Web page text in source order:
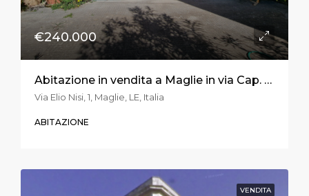
€240.000
Abitazione in vendita a Maglie in via Cap. Elio Nisi
Via Elio Nisi, 1, Maglie, LE, Italia
ABITAZIONE
VENDITA